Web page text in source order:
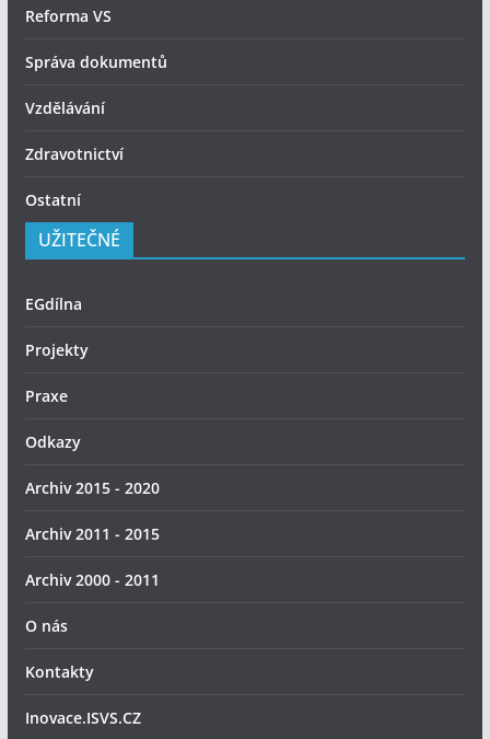
Reforma VS
Správa dokumentů
Vzdělávání
Zdravotnictví
Ostatní
UŽITEČNÉ
EGdílna
Projekty
Praxe
Odkazy
Archiv 2015 - 2020
Archiv 2011 - 2015
Archiv 2000 - 2011
O nás
Kontakty
Inovace.ISVS.CZ